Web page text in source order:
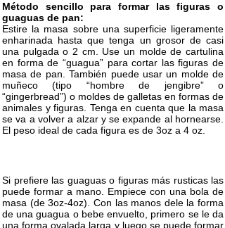
Método sencillo para formar las figuras o
guaguas de pan:
Estire la masa sobre una superficie ligeramente
enharinada hasta que tenga un grosor de casi
una pulgada o 2 cm. Use un molde de cartulina
en forma de “guagua” para cortar las figuras de
masa de pan. También puede usar un molde de
muñeco (tipo “hombre de jengibre” o
“gingerbread”) o moldes de galletas en formas de
animales y figuras. Tenga en cuenta que la masa
se va a volver a alzar y se expande al hornearse.
El peso ideal de cada figura es de 3oz a 4 oz.
Si prefiere las guaguas o figuras más rusticas las
puede formar a mano. Empiece con una bola de
masa (de 3oz-4oz). Con las manos dele la forma
de una guagua o bebe envuelto, primero se le da
una forma ovalada larga y luego se puede formar